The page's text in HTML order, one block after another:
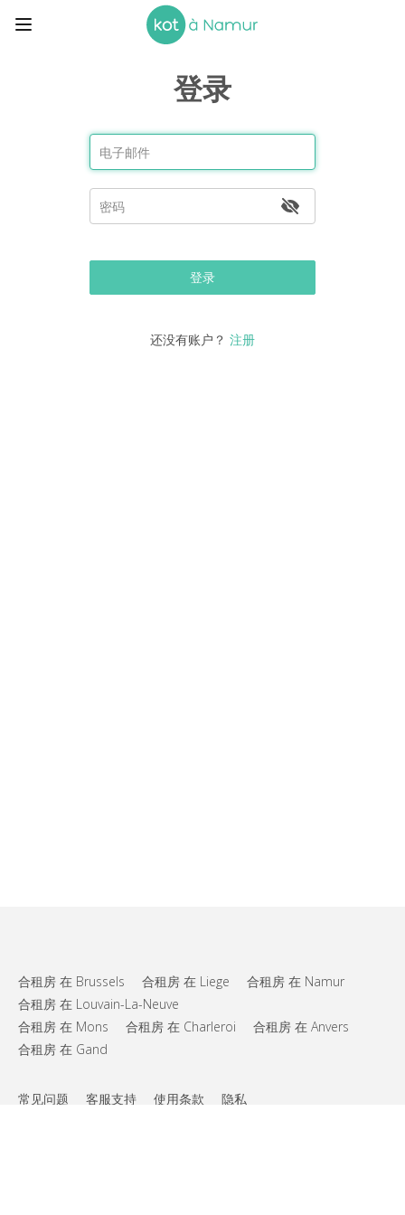
登录
登录
还没有账户？ 注册
合租房 在 Brussels 合租房 在 Liege
合租房 在 Namur
合租房 在 Louvain-La-Neuve
合租房 在 Mons
合租房 在 Charleroi
合租房 在 Anvers
合租房 在 Gand
常见问题 客服支持 使用条款 隐私